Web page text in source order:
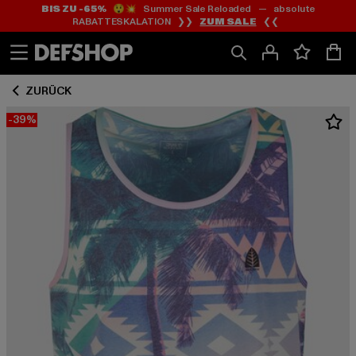
Zum
Inhalt
springen
Zum
Fußzeile
springen
BIS ZU -65%😲💥 Summer Sale Reloaded — absolute
RABATTESKALATION ❯❯ ZUM SALE ❮❮
ZURÜCK
-39%